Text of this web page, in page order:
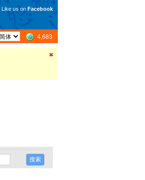
Like us on Facebook
4,683